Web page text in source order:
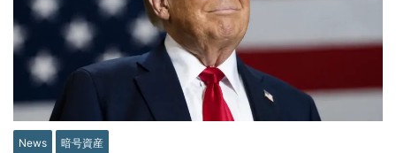
News 暗号資産